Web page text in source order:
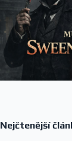
Nejčtenější